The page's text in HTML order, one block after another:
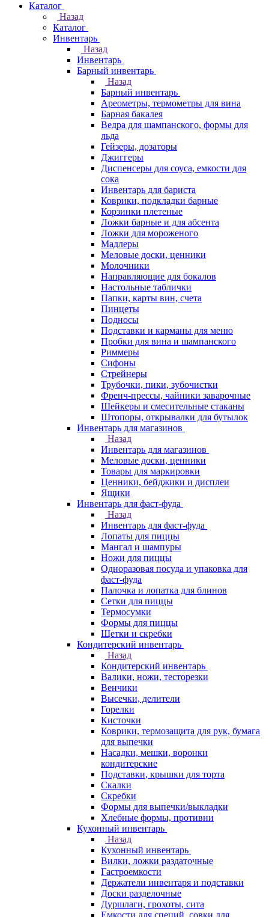
Каталог
Назад
Каталог
Инвентарь
Назад
Инвентарь
Барный инвентарь
Назад
Барный инвентарь
Ареометры, термометры для вина
Барная бакалея
Ведра для шампанского, формы для
льда
Гейзеры, дозаторы
Джиггеры
Диспенсеры для соуса, емкости для
сока
Инвентарь для бариста
Коврики, подкладки барные
Корзинки плетеные
Ложки барные и для абсента
Ложки для мороженого
Мадлеры
Меловые доски, ценники
Молочники
Направляющие для бокалов
Настольные таблички
Папки, карты вин, счета
Пинцеты
Подносы
Подставки и карманы для меню
Пробки для вина и шампанского
Риммеры
Сифоны
Стрейнеры
Трубочки, пики, зубочистки
Френч-прессы, чайники заварочные
Шейкеры и смесительные стаканы
Штопоры, открывалки для бутылок
Инвентарь для магазинов
Назад
Инвентарь для магазинов
Меловые доски, ценники
Товары для маркировки
Ценники, бейджики и дисплеи
Ящики
Инвентарь для фаст-фуда
Назад
Инвентарь для фаст-фуда
Лопаты для пиццы
Мангал и шампуры
Ножи для пиццы
Одноразовая посуда и упаковка для
фаст-фуда
Палочка и лопатка для блинов
Сетки для пиццы
Термосумки
Формы для пиццы
Щетки и скребки
Кондитерский инвентарь
Назад
Кондитерский инвентарь
Валики, ножи, тесторезки
Венчики
Высечки, делители
Горелки
Кисточки
Коврики, термозащита для рук, бумага
для выпечки
Насадки, мешки, воронки
кондитерские
Подставки, крышки для торта
Скалки
Скребки
Формы для выпечки/выкладки
Хлебные формы, противни
Кухонный инвентарь
Назад
Кухонный инвентарь
Вилки, ложки раздаточные
Гастроемкости
Держатели инвентаря и подставки
Доски разделочные
Дуршлаги, грохоты, сита
Емкости для специй, совки для